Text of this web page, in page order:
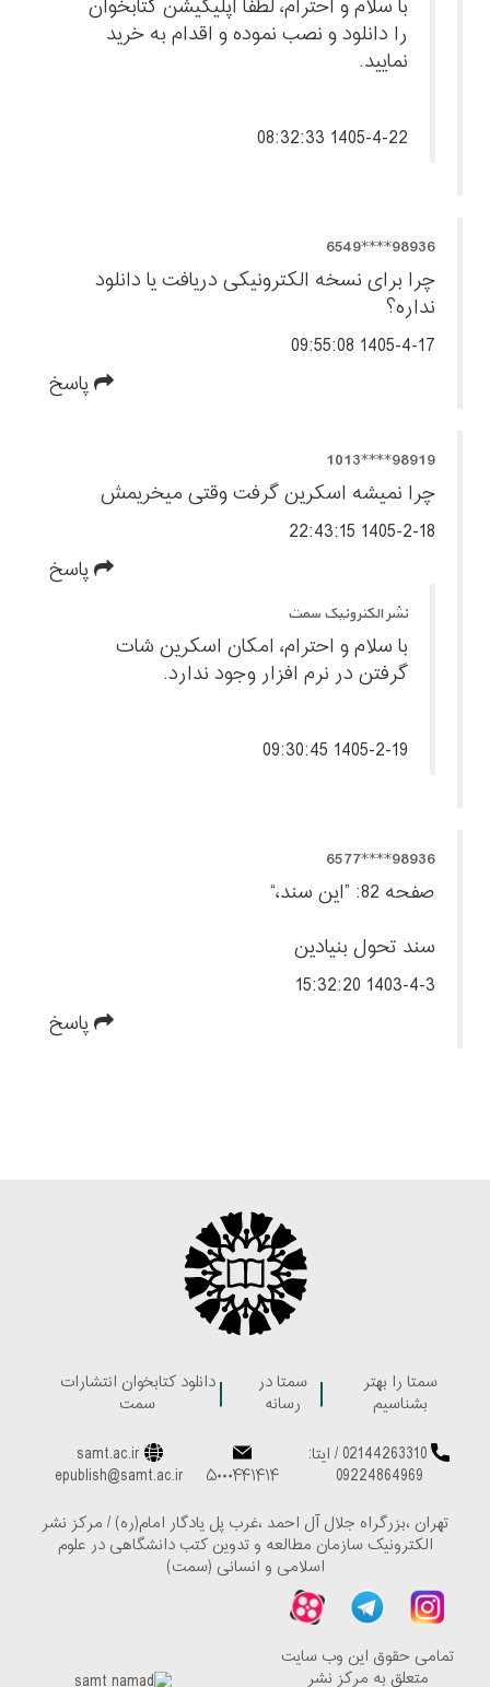
را دانلود و نصب نموده و اقدام به خرید
نمایید.
1405-4-22 08:32:33
98936****6549
چرا برای نسخه الکترونیکی دریافت یا دانلود
نداره؟
1405-4-17 09:55:08
پاسخ
98919****1013
چرا نمیشه اسکرین گرفت وقتی میخریمش
1405-2-18 22:43:15
پاسخ
نشر الکترونیک سمت
با سلام و احترام، امکان اسکرین شات
گرفتن در نرم افزار وجود ندارد.
1405-2-19 09:30:45
98936****6577
صفحه 82: ”این سند،“
سند تحول بنیادین
1403-4-3 15:32:20
پاسخ
سمتا را بهتر
بشناسیم
سمتا در
رسانه
دانلود کتابخوان انتشارات
سمت
02144263310
/ایتا:
09224864969 ۵۰۰۰۴۴۱۴۱۴
samt.ac.ir
epublish@samt.ac.ir
تهران ،بزرگراه جلال آل احمد ،غرب پل یادگار امام(ره) / مرکز نشر
الکترونیک سازمان مطالعه و تدوین کتب دانشگاهی در علوم
اسلامی و انسانی (سمت)
تمامی حقوق این وب سایت
متعلق به مرکز نشر